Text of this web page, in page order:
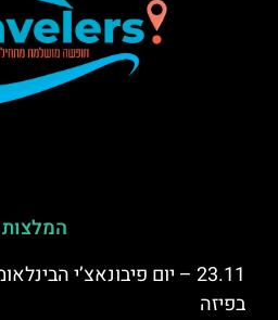
המלצות
בפיזה